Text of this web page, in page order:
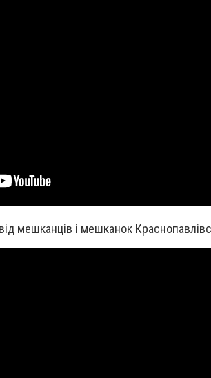
мешканців і мешканок